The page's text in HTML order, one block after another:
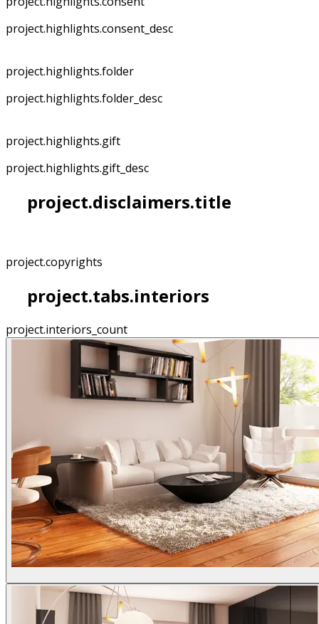
project.highlights.consent_desc
project.highlights.folder
project.highlights.folder_desc
project.highlights.gift
project.highlights.gift_desc
project.disclaimers.title
project.copyrights
project.tabs.interiors
project.interiors_count